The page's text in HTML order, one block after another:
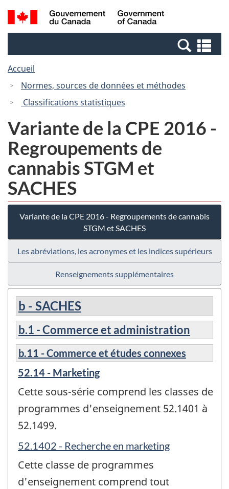
Passer
au
Passer
à
Canada
Recherche
et
et
Accueil
Normes, sources de données et méthodes
Classifications statistiques
Variante de la CPE 2016 -
Regroupements de
cannabis STGM et
SACHES
Variante de la CPE 2016 - Regroupements de cannabis
STGM et SACHES
Les abréviations, les acronymes et les indices supérieurs
Renseignements supplémentaires
b - SACHES
b.1 - Commerce et administration
b.11 - Commerce et études connexes
52.14 - Marketing
Cette sous-série comprend les classes de
programmes d'enseignement 52.1401 à
52.1499.
52.1402 - Recherche en marketing
Cette classe de programmes
d'enseignement comprend tout